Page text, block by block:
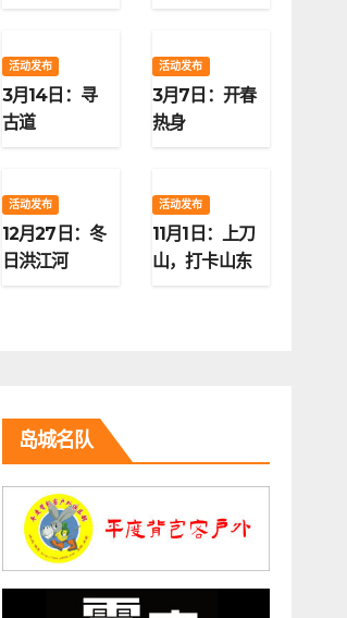
活动发布
3月14日：寻
古道
活动发布
3月7日：开春
热身
活动发布
12月27日：冬
日洪江河
活动发布
11月1日：上刀
山，打卡山东
岛城名队